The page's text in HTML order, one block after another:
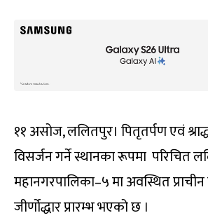
११ असोज, ललितपुर। पितृतर्पण एवं
विसर्जन गर्ने स्थानका रूपमा परिचित
महानगरपालिका–५ मा अवस्थित
जीर्णोद्धार प्रारम्भ भएको छ ।